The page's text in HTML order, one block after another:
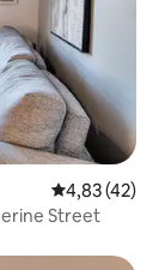
Gemiddelde
4,83 (42)
Street